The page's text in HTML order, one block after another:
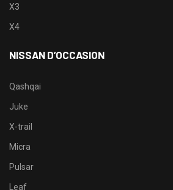
X3
X4
NISSAN D’OCCASION
Qashqai
Juke
X-trail
Micra
Pulsar
Leaf